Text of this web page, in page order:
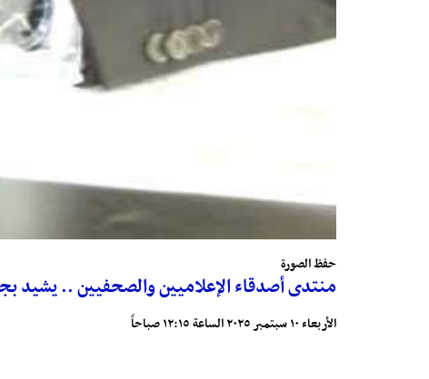
حفظ الصورة
منتدى أصدقاء الإعلاميين والصحفيين .. يشيد
الأربعاء ١٠ سبتمبر ٢٠٢٥ الساعة ١٢:١٥ صباحاً